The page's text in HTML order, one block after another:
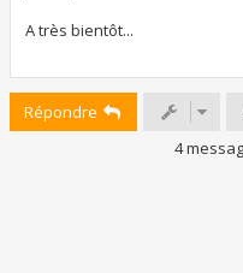
A très bientôt...
Répondre
4